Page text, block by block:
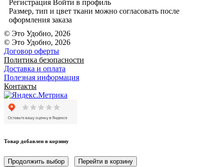
Регистрация Войти в профиль
Размер, тип и цвет ткани можно согласовать после
оформления заказа
© Это Удобно, 2026
© Это Удобно, 2026
Договор оферты
Политика безопасности
Доставка и оплата
Полезная информация
Контакты
Товар добавлен в корзину
Продолжить выбор
Перейти в корзину